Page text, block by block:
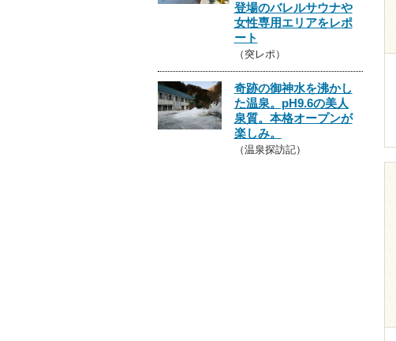
登場のバレルサウナや
女性専用エリアをレポ
ート
（突レポ）
奇跡の御神水を沸かし
た温泉。pH9.6の美人
泉質。本格オープンが
楽しみ。
（温泉探訪記）